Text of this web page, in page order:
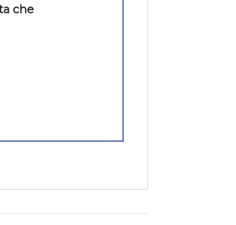
che